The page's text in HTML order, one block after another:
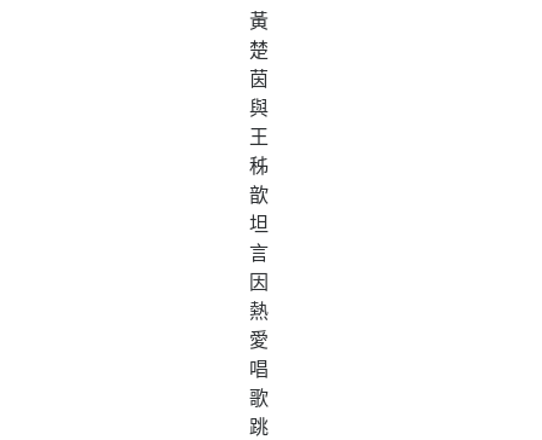
黃
楚
茵
與
王
秭
歆
坦
言
因
熱
愛
唱
歌
跳